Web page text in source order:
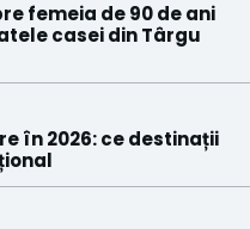
femeia de 90 de ani
casei din Târgu
în 2026: ce destinații